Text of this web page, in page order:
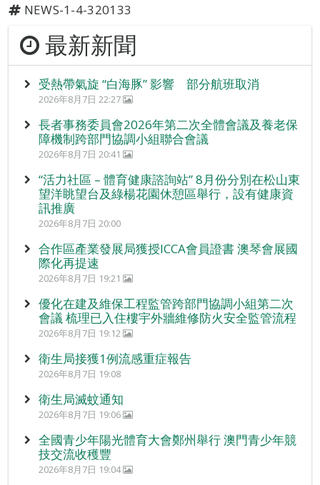
NEWS-1-4-320133
最新新聞
受熱帶氣旋 “白海豚” 影響 部分航班取消
2026年8月7日 22:27
長者事務委員會2026年第二次全體會議及養老保
障機制跨部門協調小組聯合會議
2026年8月7日 20:41
“活力社區 – 體育健康諮詢站” 8月份分別在松山東
望洋眺望台及綠楊花園休憩區舉行，設有健康資
訊推廣
2026年8月7日 20:00
合作區產業發展局獲授ICCA會員證書 澳琴會展國
際化再提速
2026年8月7日 19:21
優化在建及維保工程監管跨部門協調小組第二次
會議 梳理已入住樓宇外牆維修防火安全監管流程
2026年8月7日 19:12
衛生局接獲1例流感重症報告
2026年8月7日 19:08
衛生局滅蚊通知
2026年8月7日 19:06
全國青少年陽光體育大會鄭州舉行 澳門青少年競
技交流收穫豐
2026年8月7日 19:04